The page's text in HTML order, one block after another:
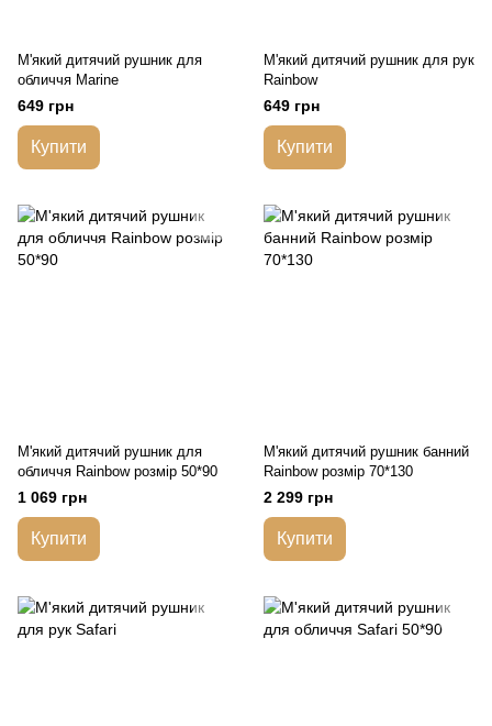
М'який дитячий рушник для
обличчя Marine
649 грн
Купити
М'який дитячий рушник для рук
Rainbow
649 грн
Купити
М'який дитячий рушник для
обличчя Rainbow розмір 50*90
1 069 грн
Купити
М'який дитячий рушник банний
Rainbow розмір 70*130
2 299 грн
Купити